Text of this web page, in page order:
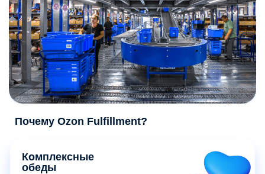
Почему Ozon Fulfillment?
Комплексные
обеды